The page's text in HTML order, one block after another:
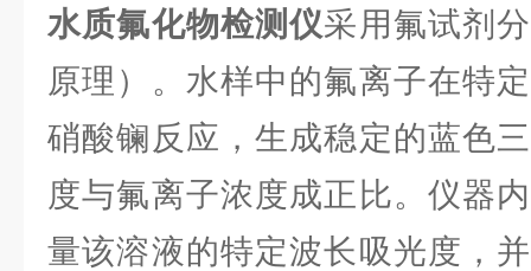
水质氟化物检测仪采用氟试剂
原理）。水样中的氟离子在特
硝酸镧反应，生成稳定的蓝色
度与氟离子浓度成正比。仪器
量该溶液的特定波长吸光度，